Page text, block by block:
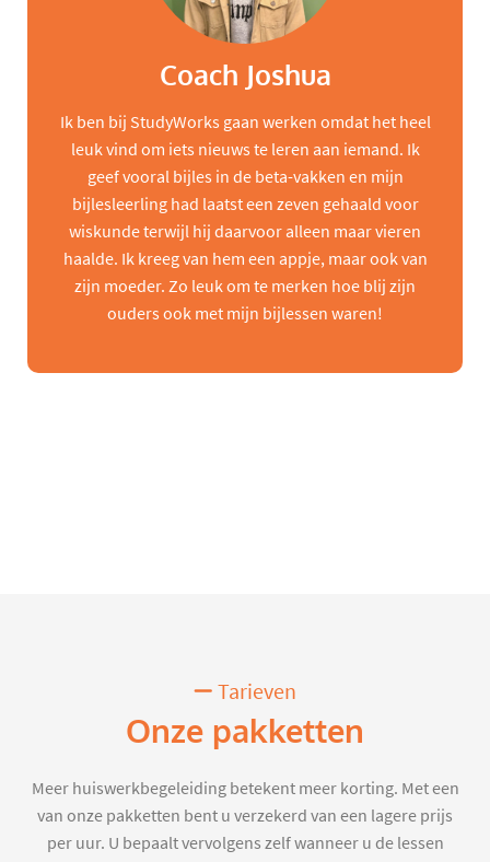
Coach Joshua
Ik ben bij StudyWorks gaan werken omdat het heel
leuk vind om iets nieuws te leren aan iemand. Ik
geef vooral bijles in de beta-vakken en mijn
bijlesleerling had laatst een zeven gehaald voor
wiskunde terwijl hij daarvoor alleen maar vieren
haalde. Ik kreeg van hem een appje, maar ook van
zijn moeder. Zo leuk om te merken hoe blij zijn
ouders ook met mijn bijlessen waren!
Tarieven
Onze pakketten
Meer huiswerkbegeleiding betekent meer korting. Met een
van onze pakketten bent u verzekerd van een lagere prijs
per uur. U bepaalt vervolgens zelf wanneer u de lessen